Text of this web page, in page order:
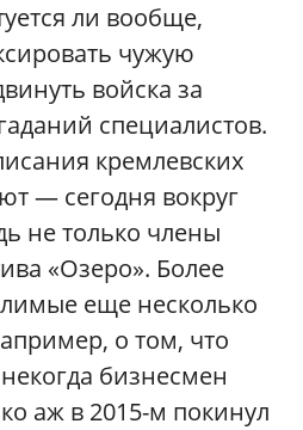
ли вообще,
чужую
войска за
специалистов.
кремлевских
— сегодня вокруг
не только члены
«Озеро». Более
еще несколько
о том, что
бизнесмен
аж в 2015-м покинул